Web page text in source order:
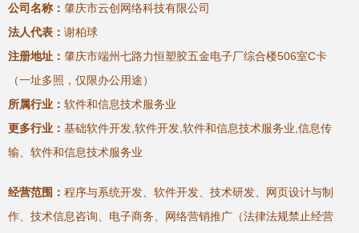
公司名称： 肇庆市云创网络科技有限公司
法人代表： 谢柏球
注册地址： 肇庆市端州七路力恒塑胶五金电子厂综合楼506室C卡
（一址多照，仅限办公用途）
所属行业： 软件和信息技术服务业
更多行业： 基础软件开发,软件开发,软件和信息技术服务业,信息传
输、软件和信息技术服务业
经营范围： 程序与系统开发、软件开发、技术研发、网页设计与制
作、技术信息咨询、电子商务、网络营销推广（法律法规禁止经营